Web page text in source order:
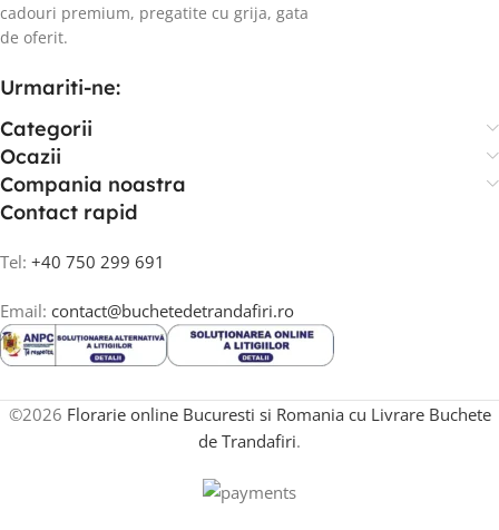
cadouri premium, pregatite cu grija, gata
de oferit.
Urmariti-ne:
Categorii
Ocazii
Compania noastra
Contact rapid
Tel: +40 750 299 691
Email: contact@buchetedetrandafiri.ro
©2026 Florarie online Bucuresti si Romania cu Livrare Buchete
de Trandafiri.